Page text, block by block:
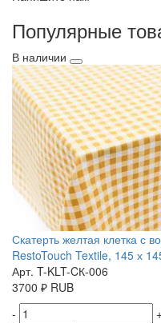
Популярные
В наличии
Скатерть желтая клетка с
RestoTouch Textile, 145 х
Арт. T-KLT-CК-006
3700 ₽ RUB
-